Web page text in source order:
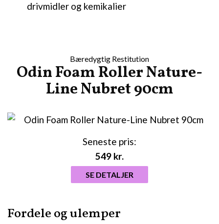
drivmidler og kemikalier
Bæredygtig Restitution
Odin Foam Roller Nature-
Line Nubret 90cm
Fordele og ulemper
Seneste pris:
549 kr.
SE DETALJER